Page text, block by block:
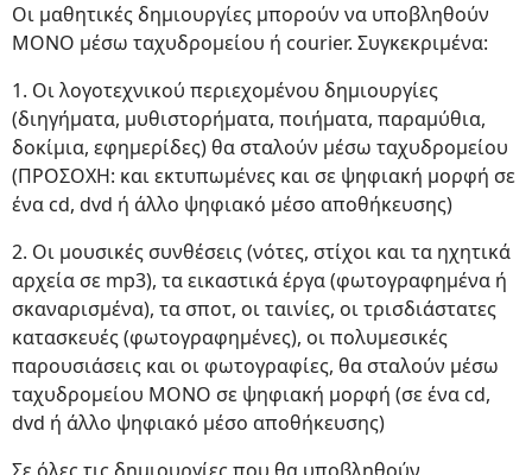
Οι μαθητικές δημιουργίες μπορούν να υποβληθούν
ΜΟΝΟ μέσω ταχυδρομείου ή courier. Συγκεκριμένα:
1. Οι λογοτεχνικού περιεχομένου δημιουργίες
(διηγήματα, μυθιστορήματα, ποιήματα, παραμύθια,
δοκίμια, εφημερίδες) θα σταλούν μέσω ταχυδρομείου
(ΠΡΟΣΟΧΗ: και εκτυπωμένες και σε ψηφιακή μορφή σε
ένα cd, dvd ή άλλο ψηφιακό μέσο αποθήκευσης)
2. Οι μουσικές συνθέσεις (νότες, στίχοι και τα ηχητικά
αρχεία σε mp3), τα εικαστικά έργα (φωτογραφημένα ή
σκαναρισμένα), τα σποτ, οι ταινίες, οι τρισδιάστατες
κατασκευές (φωτογραφημένες), οι πολυμεσικές
παρουσιάσεις και οι φωτογραφίες, θα σταλούν μέσω
ταχυδρομείου ΜΟΝΟ σε ψηφιακή μορφή (σε ένα cd,
dvd ή άλλο ψηφιακό μέσο αποθήκευσης)